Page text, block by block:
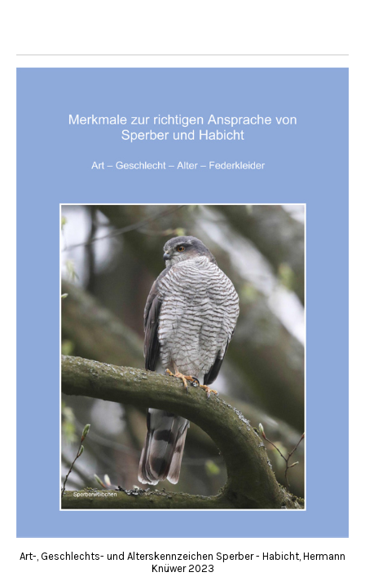
Art-, Geschlechts- und Alterskennzeichen Sperber - Habicht, Hermann
Knüwer 2023